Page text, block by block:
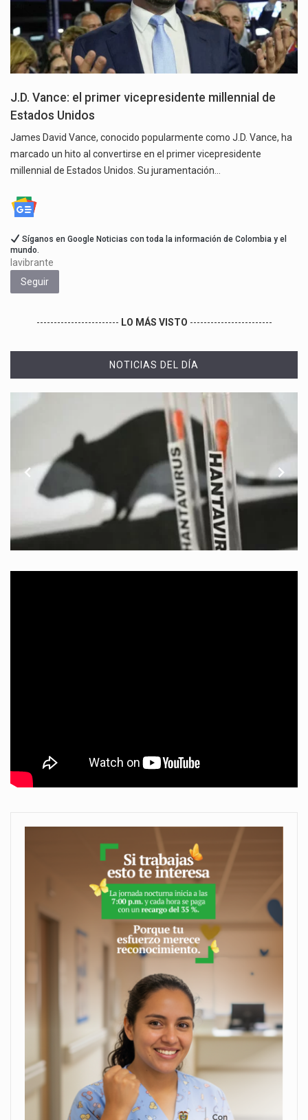
J.D. Vance: el primer vicepresidente millennial de
Estados Unidos
James David Vance, conocido popularmente como J.D. Vance, ha
marcado un hito al convertirse en el primer vicepresidente
millennial de Estados Unidos. Su juramentación…
Síganos en Google Noticias con toda la información de Colombia y el
mundo.
lavibrante
Seguir
------------------------ LO MÁS VISTO ------------------------
NOTICIAS DEL DÍA